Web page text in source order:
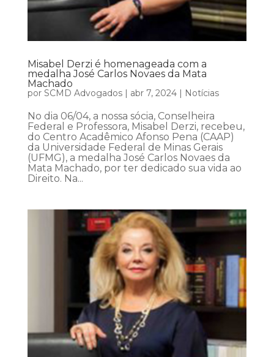
Misabel Derzi é homenageada com a
medalha José Carlos Novaes da Mata
Machado
por SCMD Advogados| abr 7, 2024| Notícias
No dia 06/04, a nossa sócia, Conselheira
Federal e Professora, Misabel Derzi, recebeu,
do Centro Acadêmico Afonso Pena (CAAP)
da Universidade Federal de Minas Gerais
(UFMG), a medalha José Carlos Novaes da
Mata Machado, por ter dedicado sua vida ao
Direito. Na...